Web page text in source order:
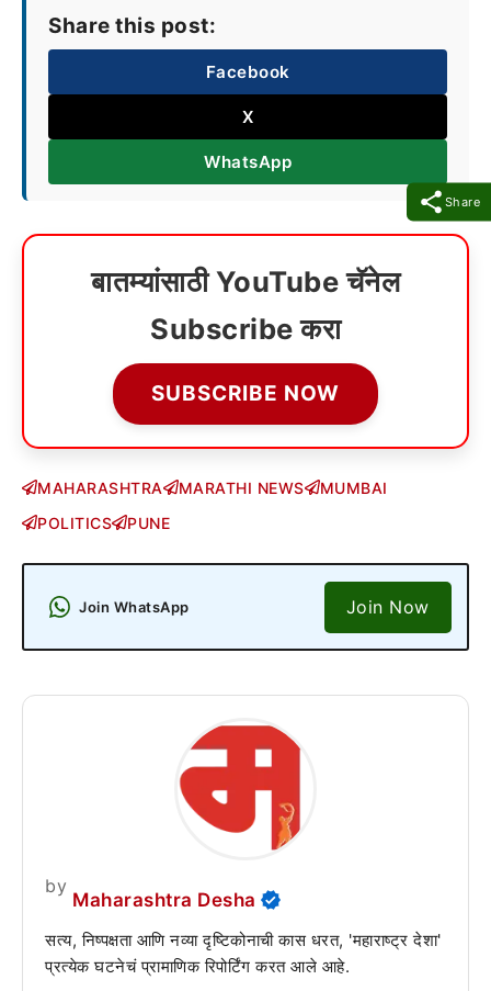
Share
Share this post:
Facebook
X
WhatsApp
बातम्यांसाठी YouTube चॅनेल
Subscribe करा
SUBSCRIBE NOW
MAHARASHTRA MARATHI NEWS
MUMBAI
POLITICS
PUNE
Join WhatsApp Join Now
by
Maharashtra Desha
सत्य, निष्पक्षता आणि नव्या दृष्टिकोनाची कास धरत, 'महाराष्ट्र देशा'
प्रत्येक घटनेचं प्रामाणिक रिपोर्टिंग करत आले आहे.